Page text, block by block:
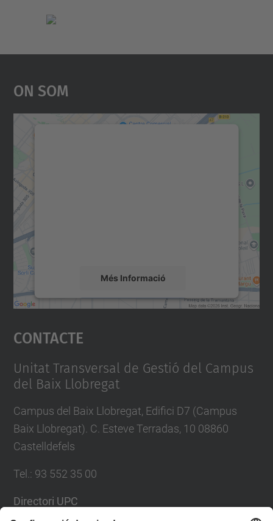
On Som
Més Informació
Accepta
powered by
Contacte
Unitat Transversal de Gestió del Campus
del Baix Llobregat
Campus del Baix Llobregat, Edifici D7 (Campus
Baix Llobregat). C. Esteve Terradas, 10 08860
Castelldefels
Tel. : 93 552 35 00
Directori UPC